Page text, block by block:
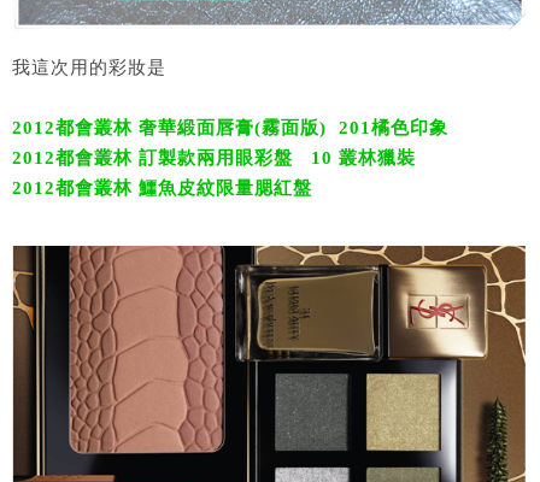
我這次用的彩妝是
2012都會叢林 奢華緞面唇膏(霧面版) 201橘色印象
2012都會叢林 訂製款兩用眼彩盤 10 叢林獵裝
2012都會叢林 鱷魚皮紋限量腮紅盤